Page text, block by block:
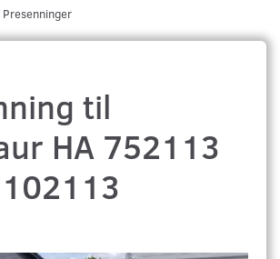
til
HA 752113